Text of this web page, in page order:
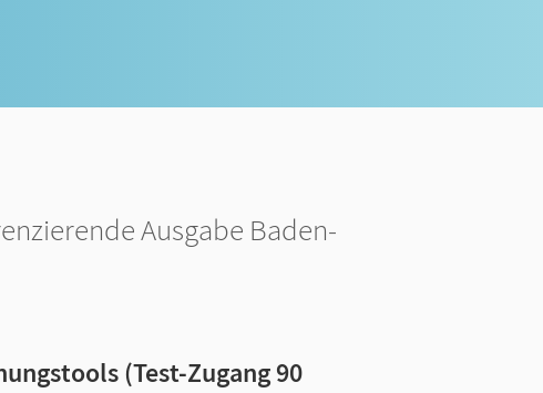
Ausgabe Baden-
(Test-Zugang 90